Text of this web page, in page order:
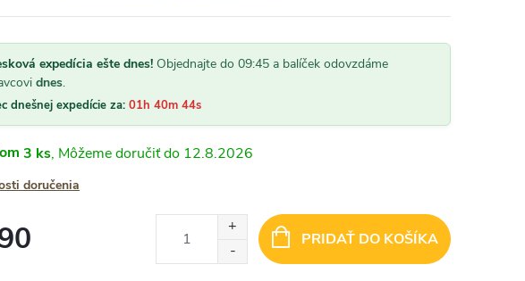
„Objednala som si kufor. Bol dodany
rychlo a riadne zabaleny. Odporucam
nakup zo stranky batoharen. Bola som
„veľmi dobré, všetko došlo v
expedícia ešte dnes! Objednajte do 09:45 a balíček odovzdáme
dnes.
dnešnej expedície za: 01h 40m 43s
3 ks 12.8.2026
doručenia
PRIDAŤ DO KOŠÍKA